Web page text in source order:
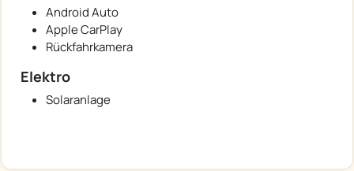
Android Auto
Apple CarPlay
Rückfahrkamera
Elektro
Solaranlage